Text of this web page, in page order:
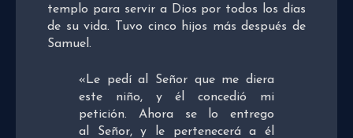
templo para servir a Dios por todos los días
de su vida. Tuvo cinco hijos más después de
Samuel.
«Le pedí al Señor que me diera
este niño, y él concedió mi
petición. Ahora se lo entrego
al Señor, y le pertenecerá a él